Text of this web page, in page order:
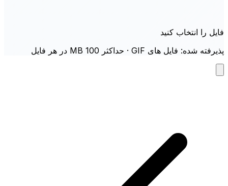
فایل را انتخاب کنید
پذیرفته شده: فایل های GIF · حداکثر 100 MB در هر فایل